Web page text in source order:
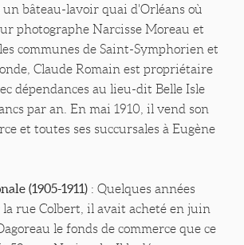
bâteau-lavoir quai d'Orléans où
photographe Narcisse Moreau et
communes de Saint-Symphorien et
Claude Romain est propriétaire
dépendances au lieu-dit Belle Isle
par an. En mai 1910, il vend son
et toutes ses succursales à Eugène
(1905-1911) : Quelques années
rue Colbert, il avait acheté en juin
le fonds de commerce que ce